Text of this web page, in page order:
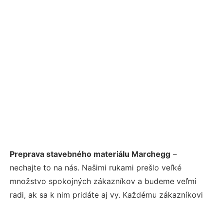
Preprava stavebného materiálu Marchegg –
nechajte to na nás. Našimi rukami prešlo veľké
množstvo spokojných zákazníkov a budeme veľmi
radi, ak sa k nim pridáte aj vy. Každému zákazníkovi